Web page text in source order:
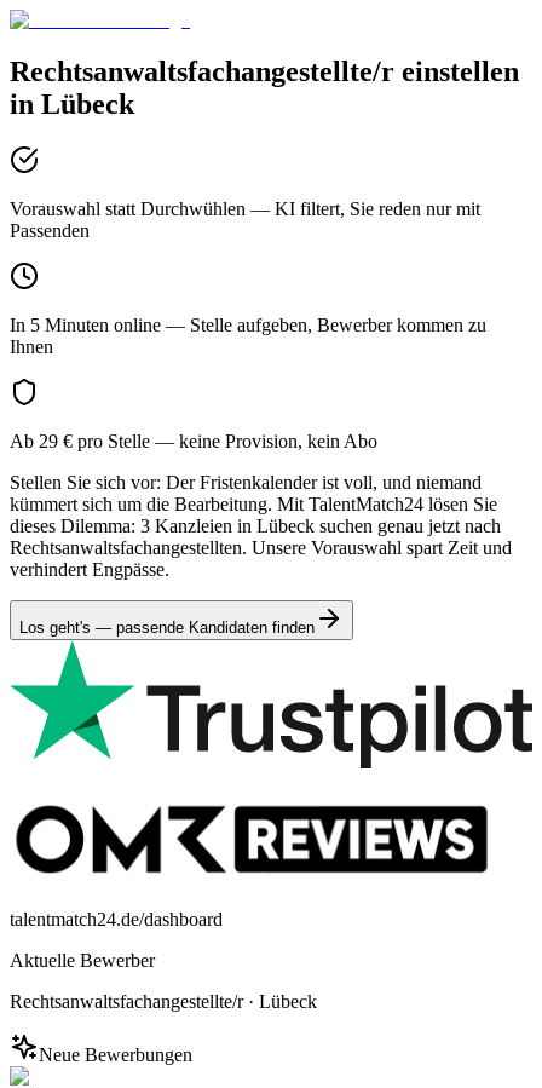
Rechtsanwaltsfachangestellte/r einstellen
in Lübeck
Vorauswahl statt Durchwühlen — KI filtert, Sie reden nur mit
Passenden
In 5 Minuten online — Stelle aufgeben, Bewerber kommen zu
Ihnen
Ab 29 € pro Stelle — keine Provision, kein Abo
Stellen Sie sich vor: Der Fristenkalender ist voll, und niemand
kümmert sich um die Bearbeitung. Mit TalentMatch24 lösen Sie
dieses Dilemma: 3 Kanzleien in Lübeck suchen genau jetzt nach
Rechtsanwaltsfachangestellten. Unsere Vorauswahl spart Zeit und
verhindert Engpässe.
Los geht's — passende Kandidaten finden
talentmatch24.de/dashboard
Aktuelle Bewerber
Rechtsanwaltsfachangestellte/r· Lübeck
Neue Bewerbungen